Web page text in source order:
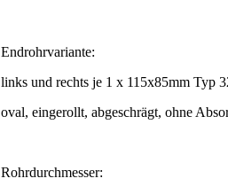
Endrohrvariante:
links und rechts je 1 x 115x85mm Typ
oval, eingerollt, abgeschrägt, ohne
Rohrdurchmesser: